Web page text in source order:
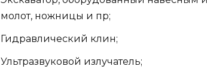
молот, ножницы и пр;
Гидравлический клин;
Ультразвуковой излучатель;